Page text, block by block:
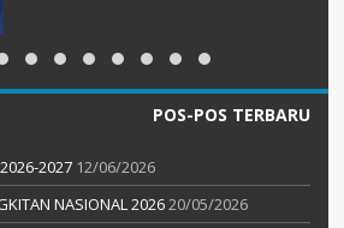
POS-POS TERBARU
2027 12/06/2026
NASIONAL 202620/05/2026